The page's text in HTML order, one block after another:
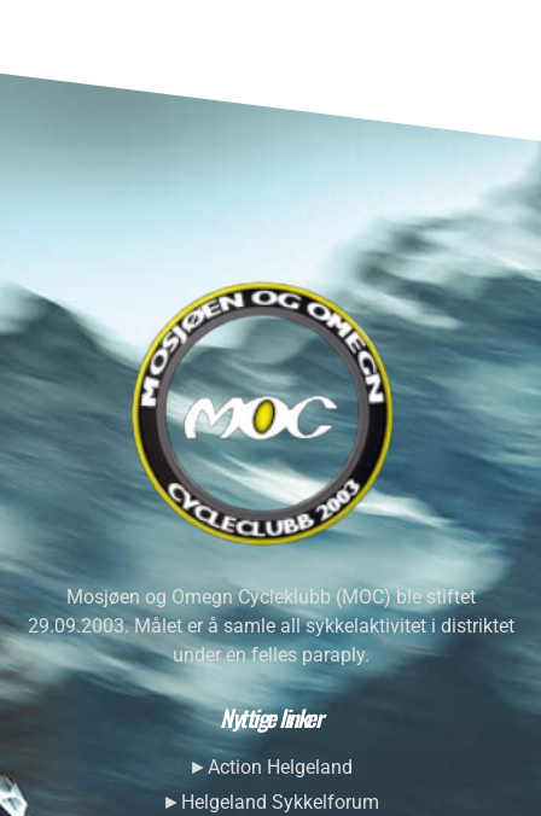
Mosjøen og Omegn Cycleklubb (MOC) ble stiftet
29.09.2003. Målet er å samle all sykkelaktivitet i distriktet
under en felles paraply.
Nyttige linker
►Action Helgeland
►Helgeland Sykkelforum